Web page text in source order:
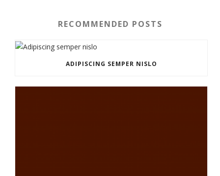
RECOMMENDED POSTS
ADIPISCING SEMPER NISLO